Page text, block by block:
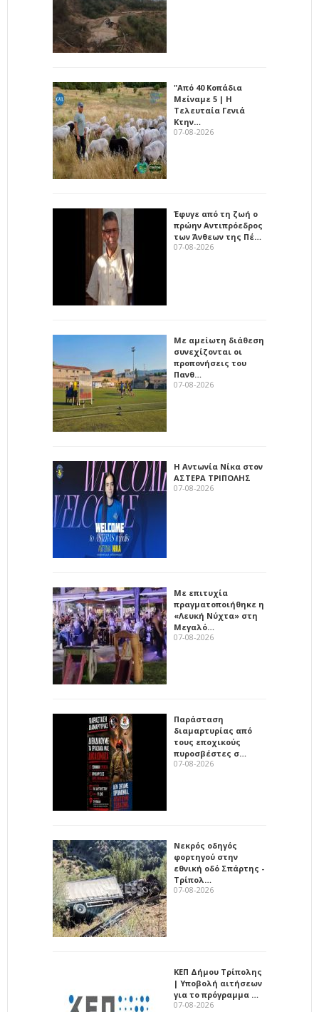
"Από 40 Κοπάδια
Μείναμε 5 | Η
Τελευταία Γενιά
Κτην…
07-08-2026
Έφυγε από τη ζωή ο
πρώην Αντιπρόεδρος
των Άνθεων της Πέ…
07-08-2026
Με αμείωτη διάθεση
συνεχίζονται οι
προπονήσεις του
Πανθ…
07-08-2026
Η Αντωνία Νίκα στον
ΑΣΤΕΡΑ ΤΡΙΠΟΛΗΣ
07-08-2026
Με επιτυχία
πραγματοποιήθηκε η
«Λευκή Νύχτα» στη
Μεγαλό…
07-08-2026
Παράσταση
διαμαρτυρίας από
τους εποχικούς
πυροσβέστες σ…
07-08-2026
Νεκρός οδηγός
φορτηγού στην
εθνική οδό Σπάρτης -
Τρίπολ…
07-08-2026
ΚΕΠ Δήμου Τρίπολης
| Υποβολή αιτήσεων
για το πρόγραμμα …
07-08-2026